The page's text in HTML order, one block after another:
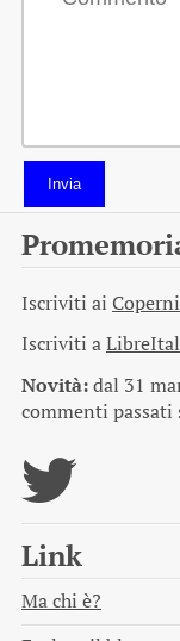
Invia
Iscriviti ai
Iscriviti a
Novità:dal 31
commenti passati
Link
Ma chi è?